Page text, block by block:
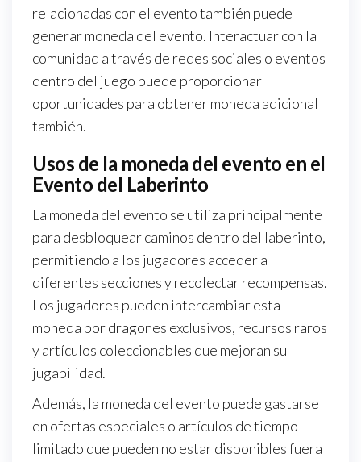
relacionadas con el evento también puede
generar moneda del evento. Interactuar con la
comunidad a través de redes sociales o eventos
dentro del juego puede proporcionar
oportunidades para obtener moneda adicional
también.
Usos de la moneda del evento en el
Evento del Laberinto
La moneda del evento se utiliza principalmente
para desbloquear caminos dentro del laberinto,
permitiendo a los jugadores acceder a
diferentes secciones y recolectar recompensas.
Los jugadores pueden intercambiar esta
moneda por dragones exclusivos, recursos raros
y artículos coleccionables que mejoran su
jugabilidad.
Además, la moneda del evento puede gastarse
en ofertas especiales o artículos de tiempo
limitado que pueden no estar disponibles fuera